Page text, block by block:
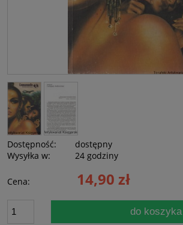
Dostępność:
dostępny
Wysyłka w:
24 godziny
Cena: 14,90 zł
do koszyka